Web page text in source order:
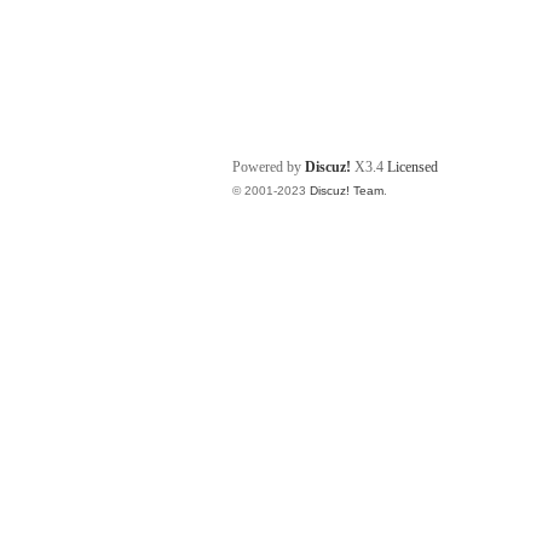
Powered by Discuz! X3.4 Licensed
© 2001-2023 Discuz! Team